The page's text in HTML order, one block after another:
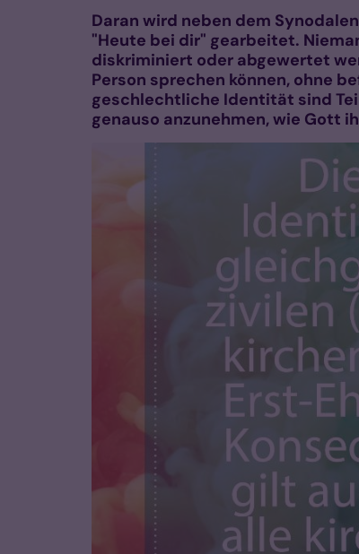
Daran wird neben dem
"Heute bei dir" gearbeitet.
diskriminiert oder abgewertet
Person sprechen können, ohne
geschlechtliche Identität sind
genauso anzunehmen, wie Gott